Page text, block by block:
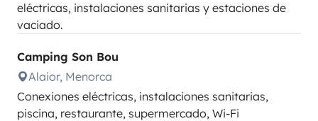
eléctricas, instalaciones sanitarias y estaciones de
vaciado.
Camping Son Bou
Alaior, Menorca
Conexiones eléctricas, instalaciones sanitarias,
piscina, restaurante, supermercado, Wi-Fi